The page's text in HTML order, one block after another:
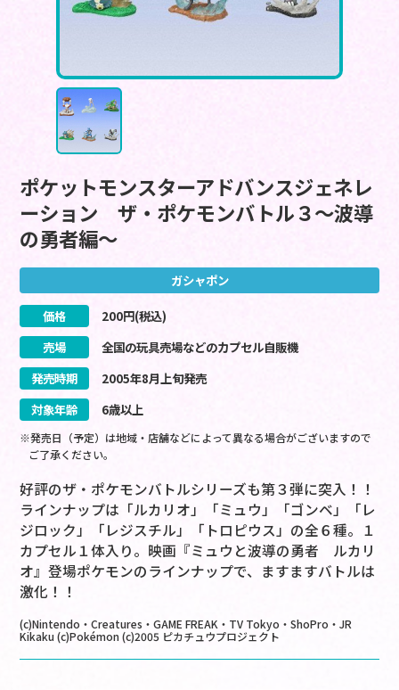
ポケットモンスターアドバンスジェネレ
ーション ザ・ポケモンバトル３～波導
の勇者編～
ガシャポン
価格 200円(税込)
売場
全国の玩具売場などのカプセル自販機
発売時期
2005年8月上旬発売
対象年齢
6歳以上
※発売日（予定）は地域・店舗などによって異なる場合がございますので
ご了承ください。
好評のザ・ポケモンバトルシリーズも第３弾に突入！！
ラインナップは「ルカリオ」「ミュウ」「ゴンベ」「レ
ジロック」「レジスチル」「トロピウス」の全６種。１
カプセル１体入り。映画『ミュウと波導の勇者 ルカリ
オ』登場ポケモンのラインナップで、ますますバトルは
激化！！
(c)Nintendo・Creatures・GAME FREAK・TV Tokyo・ShoPro・JR
Kikaku (c)Pokémon (c)2005 ピカチュウプロジェクト